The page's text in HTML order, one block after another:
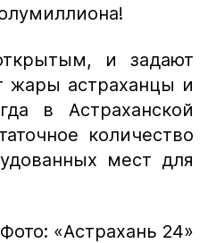
и задают
жары астраханцы и
в Астраханской
количество
мест для
Фото: «Астрахань 24»